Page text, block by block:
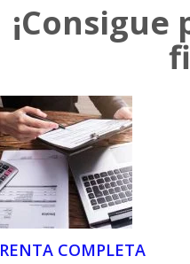
RENTA COMPLETA